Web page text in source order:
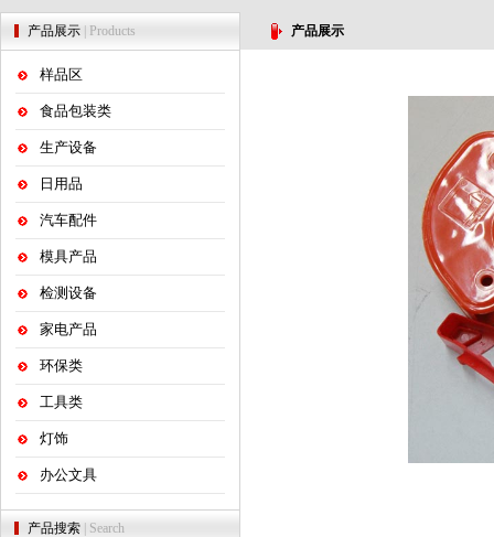
产品展示 | Products
样品区
食品包装类
生产设备
日用品
汽车配件
模具产品
检测设备
家电产品
环保类
工具类
灯饰
办公文具
产品搜索 | Search
产品展示